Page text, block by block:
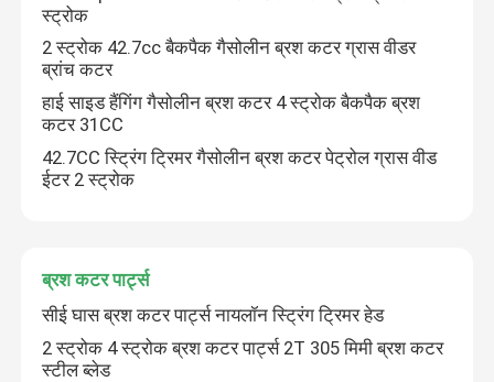
हमारे बारे में
कारखाना प्रदर्शन
बोली मांगें
गैसोलीन चेनसॉ
स्ट्रोक
2 स्ट्रोक 42.7cc बैकपैक गैसोलीन ब्रश कटर ग्रास वीडर
ब्रांच कटर
हाई साइड हैंगिंग गैसोलीन ब्रश कटर 4 स्ट्रोक बैकपैक ब्रश
कटर 31CC
42.7CC स्ट्रिंग ट्रिमर गैसोलीन ब्रश कटर पेट्रोल ग्रास वीड
ईटर 2 स्ट्रोक
ब्रश कटर पार्ट्स
सीई घास ब्रश कटर पार्ट्स नायलॉन स्ट्रिंग ट्रिमर हेड
2 स्ट्रोक 4 स्ट्रोक ब्रश कटर पार्ट्स 2T 305 मिमी ब्रश कटर
स्टील ब्लेड